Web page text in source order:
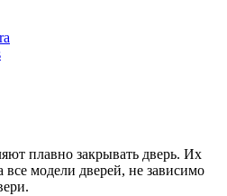
плавно закрывать дверь. Их
модели дверей, не зависимо